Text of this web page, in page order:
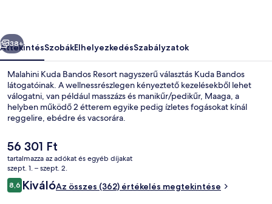
Következő
38+
ÁttekintésSzobákElhelyezkedésSzabályzatok
Malahini Kuda Bandos Resort nagyszerű választás Kuda Bandos
látogatóinak. A wellnessrészlegen kényeztető kezelésekből lehet
válogatni, van például masszázs és manikűr/pedikűr, Maaga, a
helyben működő 2 étterem egyike pedig ízletes fogásokat kínál
reggelire, ebédre és vacsorára.
A
jelenlegi
ár
56 301 Ft
56 301 Ft
tartalmazza az adókat és egyéb díjakat
szept. 1. – szept. 2.
Értékelések
8,68,6 ennyiből: 10
KiválóAz összes (362) értékelés megtekintése